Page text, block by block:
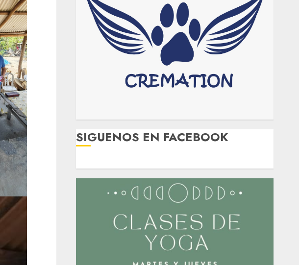
SIGUENOS EN FACEBOOK